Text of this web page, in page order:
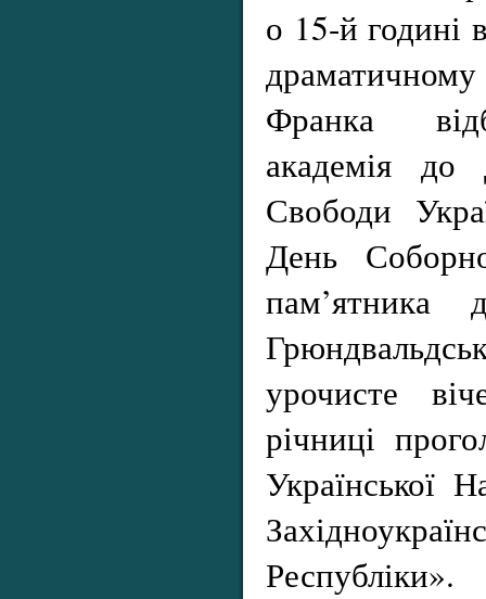
о 15-й годині
Франка
академія
Свободи
День
урочисте
річниці
Української
Республіки».